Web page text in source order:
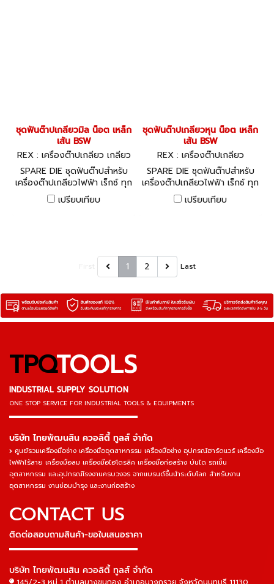
ชุดฟันต๊าปเกลียวมิล น็อต เหล็ก
เส้น BSW
REX : เครื่องต๊าปเกลียว เกลียว
มิล BSW
SPARE DIE ชุดฟันต๊าปสำหรับ
เครื่องต๊าปเกลียวไฟฟ้า เร็กซ์ ทุก
รุ่น
เปรียบเทียบ
ชุดฟันต๊าปเกลียวหุน น็อต เหล็ก
เส้น BSW
REX : เครื่องต๊าปเกลียว
SPARE DIE ชุดฟันต๊าปสำหรับ
เครื่องต๊าปเกลียวไฟฟ้า เร็กซ์ ทุก
รุ่น
เปรียบเทียบ
1 2 Last
TPQTOOLS
INDUSTRIAL SUPPLY SOLUTION
ONE STOP SERVICE FOR INDUSTRIAL TOOLS & EQUIPMENTS
▬▬▬▬▬▬▬▬▬▬▬▬▬▬▬
บริษัท ไทยพัฒนสิน ควอลิตี้ ทูลส์ จำกัด
ศูนย์รวมเครื่องมือช่าง เครื่องมืออุตสาหกรรม เครื่องมือช่าง อุปกรณ์ฮาร์ดแวร์ เครื่องมือ
ไฟฟ้าไร้สาย เครื่องมือลม เครื่องมือไฮโดรลิค เครื่องมือก่อสร้าง บันได รถเข็น
อุตสาหกรรม และอุปกรณ์โรงงานครบวงจร จากแบรนด์ชั้นนำระดับโลก สำหรับงาน
อุตสาหกรรม งานซ่อมบำรุง และงานก่อสร้าง
CONTACT US
ติดต่อสอบถามสินค้า-ขอใบเสนอราคา
▬▬▬▬▬▬▬▬▬▬▬▬▬▬▬
บริษัท ไทยพัฒนสิน ควอลิตี้ ทูลส์ จำกัด